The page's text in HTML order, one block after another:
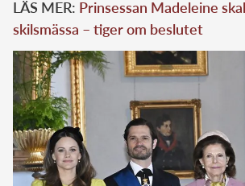
LÄS MER: Prinsessan Madeleine
skilsmässa – tiger om beslutet